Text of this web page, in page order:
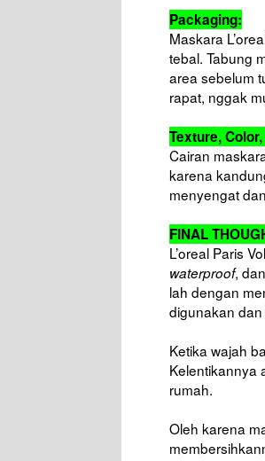
Packaging:
Maskara
tebal. Tabung
area sebelum
rapat, nggak
Texture,
Cairan
karena
menyengat
FINAL
L’oreal Paris
waterproof,
lah dengan
digunakan dan
Ketika wajah
Kelentikannya
rumah.
Oleh karena